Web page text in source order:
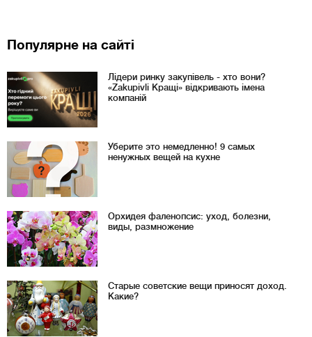
Популярне на сайті
Лідери ринку закупівель - хто вони?
«Zakupivli Кращі» відкривають імена
компаній
Уберите это немедленно! 9 самых
ненужных вещей на кухне
Орхидея фаленопсис: уход, болезни,
виды, размножение
Старые советские вещи приносят доход.
Какие?